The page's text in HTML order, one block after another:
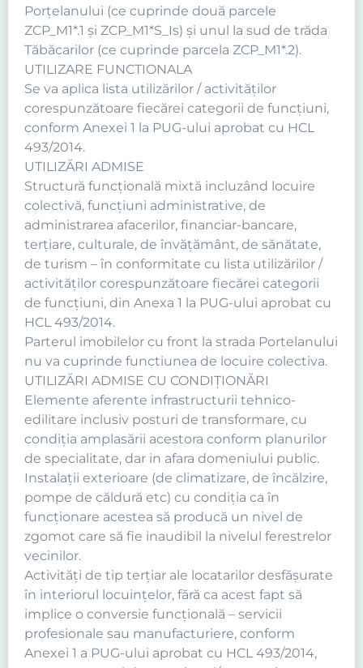
Porțelanului (ce cuprinde două parcele
ZCP_M1*.1 și ZCP_M1*S_Is) și unul la sud de trăda
Tăbăcarilor (ce cuprinde parcela ZCP_M1*.2).
UTILIZARE FUNCTIONALA
Se va aplica lista utilizărilor / activităţilor
corespunzătoare fiecărei categorii de funcţiuni,
conform Anexei 1 la PUG-ului aprobat cu HCL
493/2014.
UTILIZĂRI ADMISE
Structură funcţională mixtă incluzând locuire
colectivă, funcţiuni administrative, de
administrarea afacerilor, financiar-bancare,
terţiare, culturale, de învăţământ, de sănătate,
de turism – în conformitate cu lista utilizărilor /
activităţilor corespunzătoare fiecărei categorii
de funcţiuni, din Anexa 1 la PUG-ului aprobat cu
HCL 493/2014.
Parterul imobilelor cu front la strada Portelanului
nu va cuprinde functiunea de locuire colectiva.
UTILIZĂRI ADMISE CU CONDIŢIONĂRI
Elemente aferente infrastructurii tehnico-
edilitare inclusiv posturi de transformare, cu
condiţia amplasării acestora conform planurilor
de specialitate, dar in afara domeniului public.
Instalaţii exterioare (de climatizare, de încălzire,
pompe de căldură etc) cu condiţia ca în
funcţionare acestea să producă un nivel de
zgomot care să fie inaudibil la nivelul ferestrelor
vecinilor.
Activităţi de tip terţiar ale locatarilor desfăşurate
în interiorul locuinţelor, fără ca acest fapt să
implice o conversie funcţională – servicii
profesionale sau manufacturiere, conform
Anexei 1 a PUG-ului aprobat cu HCL 493/2014,